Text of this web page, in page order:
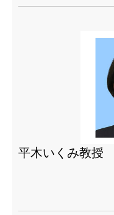
平木いくみ教授